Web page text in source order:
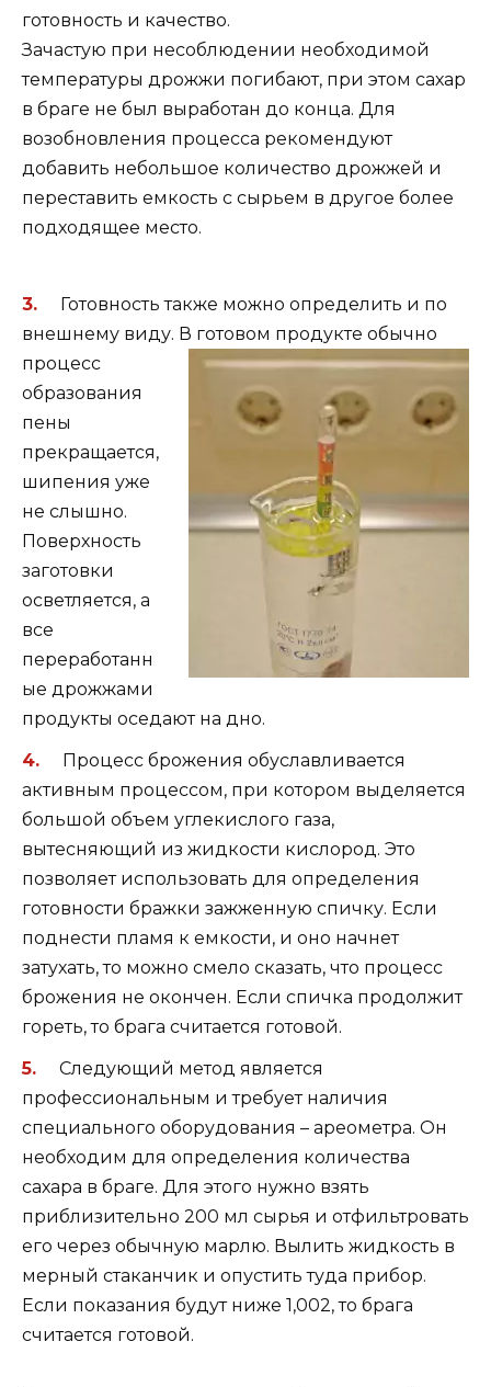
готовность и качество.
Зачастую при несоблюдении необходимой
температуры дрожжи погибают, при этом сахар
в браге не был выработан до конца. Для
возобновления процесса рекомендуют
добавить небольшое количество дрожжей и
переставить емкость с сырьем в другое более
подходящее место.
Готовность также можно определить и по
внешнему виду. В готовом продукте обычно
процесс
образования
пены
прекращается,
шипения уже
не слышно.
Поверхность
заготовки
осветляется, а
все
переработанн
ые дрожжами
продукты оседают на дно.
Процесс брожения обуславливается
активным процессом, при котором выделяется
большой объем углекислого газа,
вытесняющий из жидкости кислород. Это
позволяет использовать для определения
готовности бражки зажженную спичку. Если
поднести пламя к емкости, и оно начнет
затухать, то можно смело сказать, что процесс
брожения не окончен. Если спичка продолжит
гореть, то брага считается готовой.
Следующий метод является
профессиональным и требует наличия
специального оборудования – ареометра. Он
необходим для определения количества
сахара в браге. Для этого нужно взять
приблизительно 200 мл сырья и отфильтровать
его через обычную марлю. Вылить жидкость в
мерный стаканчик и опустить туда прибор.
Если показания будут ниже 1,002, то брага
считается готовой.